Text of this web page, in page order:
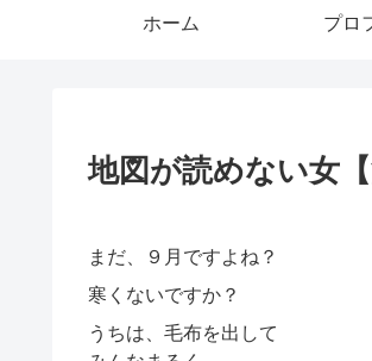
ホーム プロ
地図が読めない女
まだ、９月ですよね？
寒くないですか？
うちは、毛布を出して